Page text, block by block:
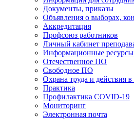
Документы, приказы
Объявления о выборах,
Аккредитация
Профсоюз работников
Личный кабинет
Информационные
Отечественное ПО
Свободное ПО
Охрана труда и действия
Практика
Профилактика COVID-19
Мониторинг
Электронная почта